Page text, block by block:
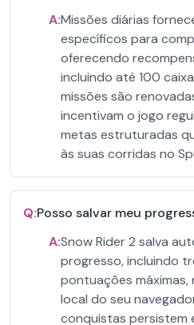
A:Missões diárias
específicos para
oferecendo
incluindo até 100
missões são
incentivam o jogo
metas estruturadas
às suas corridas no
Q:Posso salvar meu
A:Snow Rider 2 salva
progresso, incluindo
pontuações máximas,
local do seu
conquistas persistem